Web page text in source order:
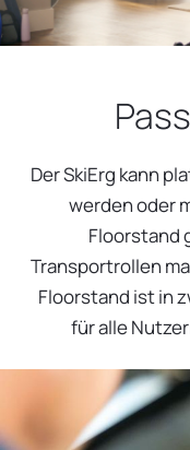
Der SkiErg kann
werden oder
Floorstand
Transportrollen
Floorstand ist in
für alle